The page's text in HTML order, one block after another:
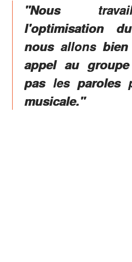
"Nous
l'optimisation
nous allons
appel au
pas les paroles
musicale."